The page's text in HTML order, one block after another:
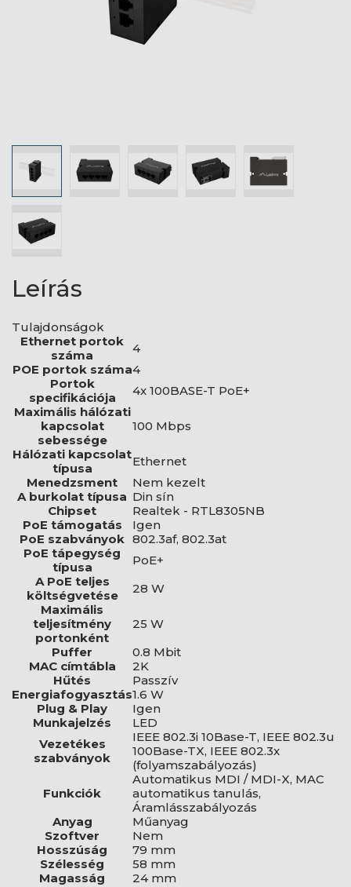
Leírás
Tulajdonságok
Ethernet portok
száma
4
POE portok száma4
Portok
specifikációja
4x 100BASE-T PoE+
Maximális hálózati
kapcsolat
sebessége
100 Mbps
Hálózati kapcsolat
típusa
Ethernet
Menedzsment
Nem kezelt
A burkolat típusa Din sín
Chipset
Realtek - RTL8305NB
PoE támogatás
Igen
PoE szabványok 802.3af, 802.3at
PoE tápegység
típusa
PoE+
A PoE teljes
költségvetése
28 W
Maximális
teljesítmény
portonként
25 W
Puffer
0.8 Mbit
MAC címtábla
2K
Hűtés
Passzív
Energiafogyasztás1.6 W
Plug & Play
Igen
Munkajelzés
LED
Vezetékes
szabványok
IEEE 802.3i 10Base-T, IEEE 802.3u
100Base-TX, IEEE 802.3x
(folyamszabályozás)
Funkciók
Automatikus MDI / MDI-X, MAC
automatikus tanulás,
Áramlásszabályozás
Anyag
Műanyag
Szoftver
Nem
Hosszúság
79 mm
Szélesség
58 mm
Magasság
24 mm